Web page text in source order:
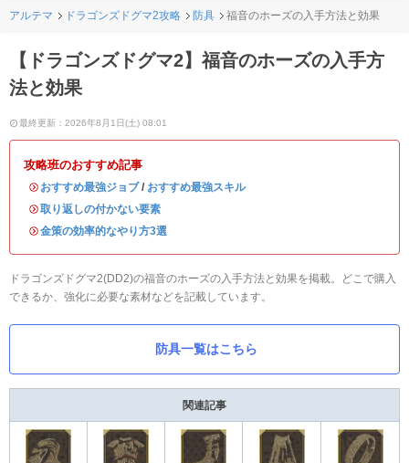
アルテマ ドラゴンズドグマ2攻略 防具 福音のホーズの入手方法と効果
【ドラゴンズドグマ2】福音のホーズの入手方
法と効果
最終更新：2026年8月1日(土) 08:01
攻略班のおすすめ記事
・ おすすめ最強ジョブ/ おすすめ最強スキル
・取り返しの付かない要素
・金策の効率的なやり方3選
ドラゴンズドグマ2(DD2)の福音のホーズの入手方法と効果を掲載。どこで購入
できるか、強化に必要な素材などを記載しています。
防具一覧はこちら
関連記事